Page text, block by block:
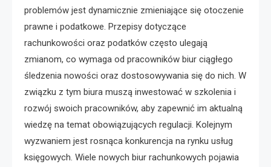
problemów jest dynamicznie zmieniające się otoczenie
prawne i podatkowe. Przepisy dotyczące
rachunkowości oraz podatków często ulegają
zmianom, co wymaga od pracowników biur ciągłego
śledzenia nowości oraz dostosowywania się do nich. W
związku z tym biura muszą inwestować w szkolenia i
rozwój swoich pracowników, aby zapewnić im aktualną
wiedzę na temat obowiązujących regulacji. Kolejnym
wyzwaniem jest rosnąca konkurencja na rynku usług
księgowych. Wiele nowych biur rachunkowych pojawia